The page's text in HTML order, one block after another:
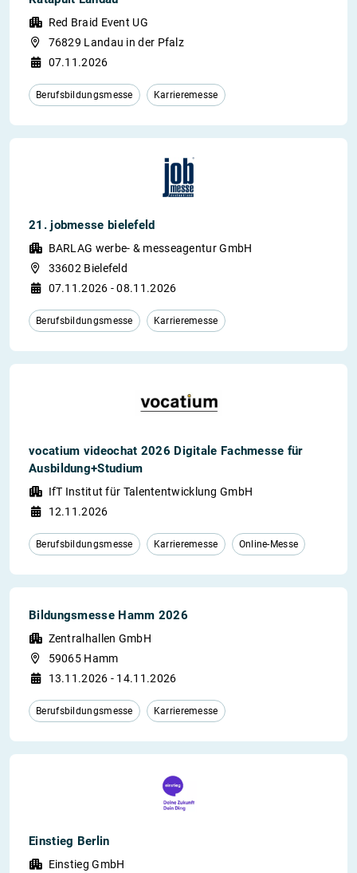
Red Braid Event UG
76829 Landau in der Pfalz
07.11.2026
Berufsbildungsmesse Karrieremesse
21. jobmesse bielefeld
BARLAG werbe- & messeagentur GmbH
33602 Bielefeld
07.11.2026 - 08.11.2026
Berufsbildungsmesse Karrieremesse
vocatium videochat 2026 Digitale Fachmesse für
Ausbildung+Studium
IfT Institut für Talententwicklung GmbH
12.11.2026
Berufsbildungsmesse Karrieremesse Online-Messe
Bildungsmesse Hamm 2026
Zentralhallen GmbH
59065 Hamm
13.11.2026 - 14.11.2026
Berufsbildungsmesse Karrieremesse
Einstieg Berlin
Einstieg GmbH